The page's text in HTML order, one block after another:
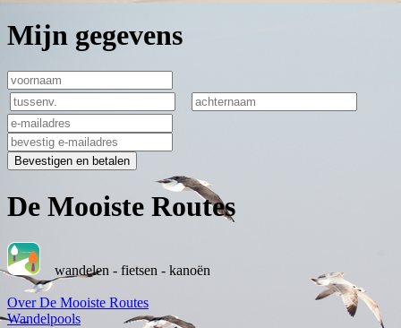
Mijn gegevens
Bevestigen en betalen
De Mooiste Routes
wandelen - fietsen - kanoën
Over De Mooiste Routes
Wandelpools